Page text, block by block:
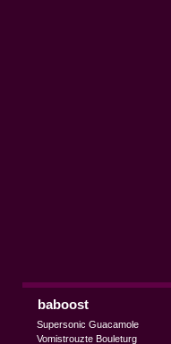
baboost
Supersonic Guacamole
Vomistrouzte Bouleturg